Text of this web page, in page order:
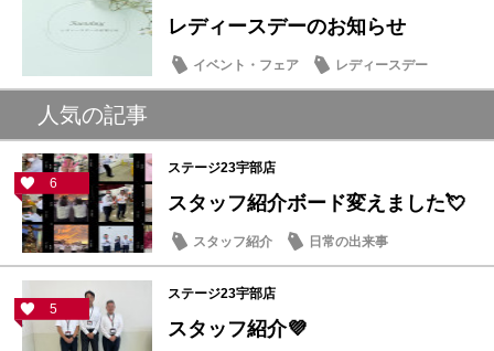
レディースデーのお知らせ
イベント・フェア レディースデー
人気の記事
6
ステージ23宇部店
スタッフ紹介ボード変えました💘
スタッフ紹介 日常の出来事
5
ステージ23宇部店
スタッフ紹介💜